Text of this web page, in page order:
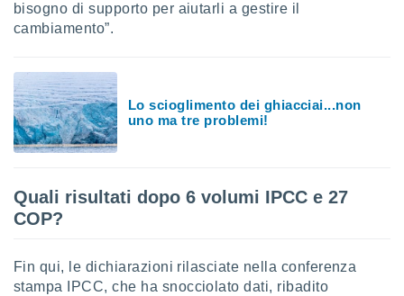
bisogno di supporto per aiutarli a gestire il
cambiamento”.
Lo scioglimento dei ghiacciai...non
uno ma tre problemi!
Quali risultati dopo 6 volumi IPCC e 27
COP?
Fin qui, le dichiarazioni rilasciate nella conferenza
stampa IPCC, che ha snocciolato dati, ribadito